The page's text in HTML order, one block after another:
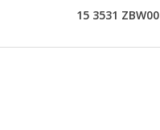
uri
15 3531